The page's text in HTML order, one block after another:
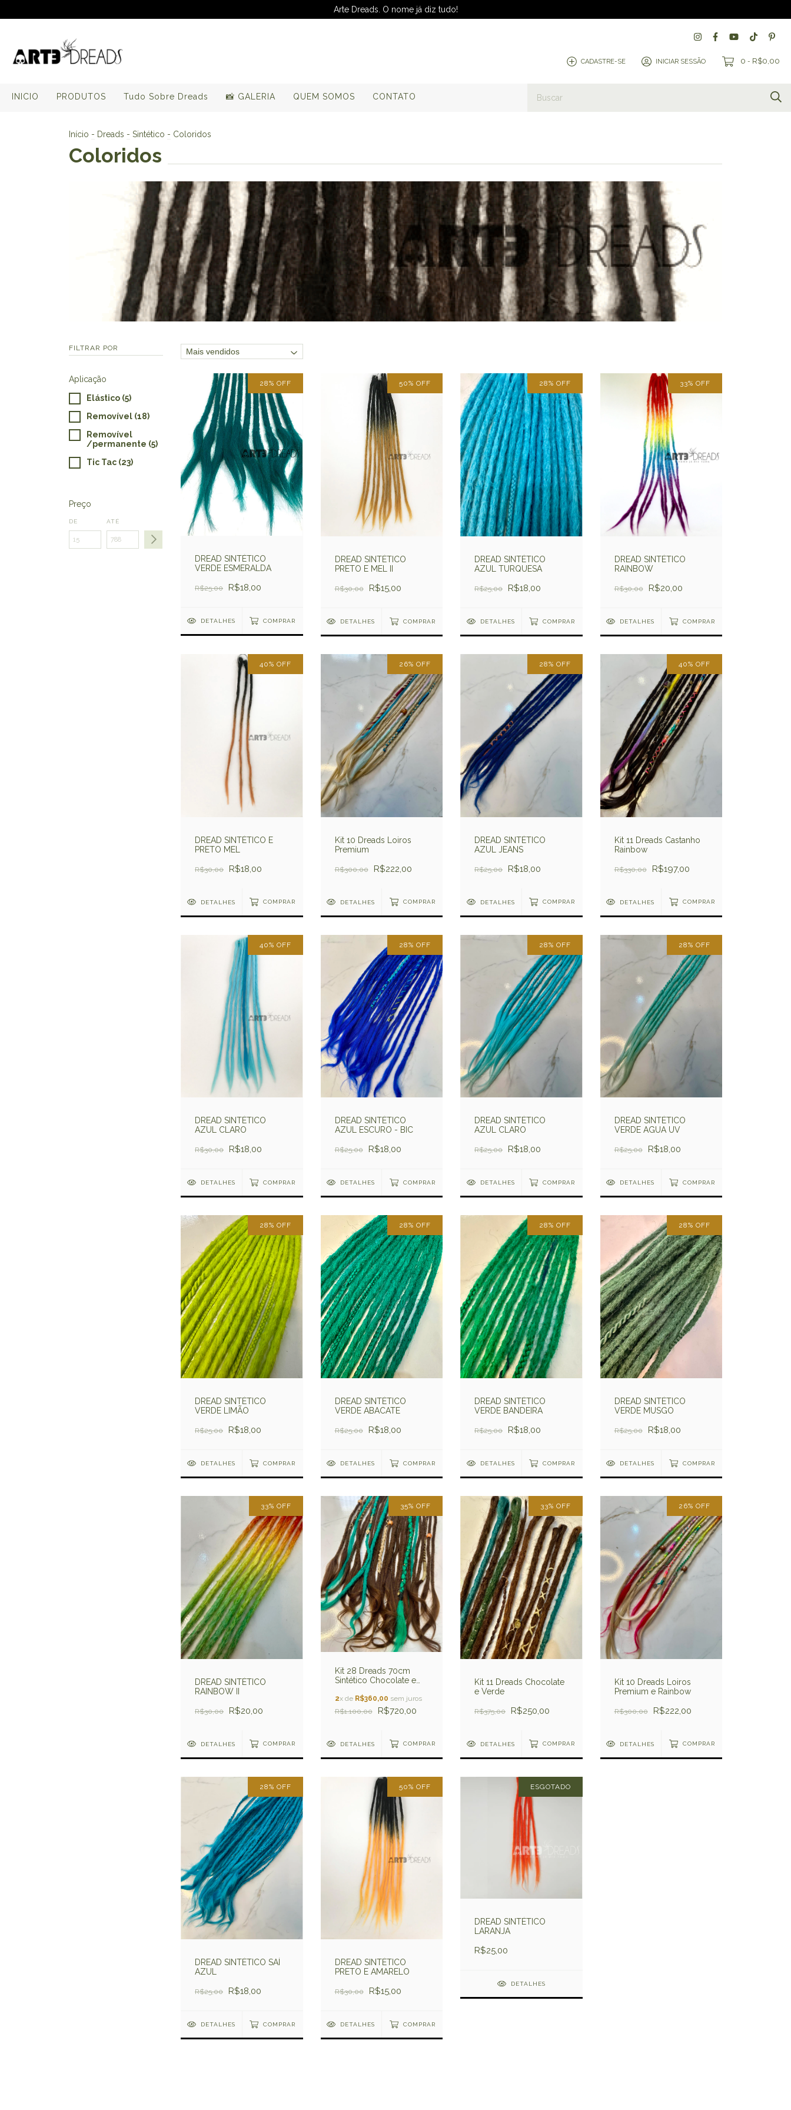
Arte Dreads. O nome já diz tudo!
CADASTRE-SE INICIAR SESSÃO 0 - R$0,00
INICIO PRODUTOS Tudo Sobre Dreads 📸 GALERIA QUEM SOMOS CONTATO
Início - Dreads - Sintético - Coloridos
Coloridos
FILTRAR POR
Aplicação
Elástico (5)
Removível (18)
Removível
/permanente (5)
Tic Tac (23)
Preço
DE ATÉ
28% OFF
DREAD SINTÉTICO
VERDE ESMERALDA
R$25,00 R$18,00
DETALHES COMPRAR
50% OFF
DREAD SINTÉTICO
PRETO E MEL II
R$30,00 R$15,00
DETALHES COMPRAR
28% OFF
DREAD SINTÉTICO
AZUL TURQUESA
R$25,00 R$18,00
DETALHES COMPRAR
33% OFF
DREAD SINTÉTICO
RAINBOW
R$30,00 R$20,00
DETALHES COMPRAR
40% OFF
DREAD SINTÉTICO E
PRETO MEL
R$30,00 R$18,00
DETALHES COMPRAR
26% OFF
Kit 10 Dreads Loiros
Premium
R$300,00 R$222,00
DETALHES COMPRAR
28% OFF
DREAD SINTÉTICO
AZUL JEANS
R$25,00 R$18,00
DETALHES COMPRAR
40% OFF
Kit 11 Dreads Castanho
Rainbow
R$330,00 R$197,00
DETALHES COMPRAR
40% OFF
DREAD SINTÉTICO
AZUL CLARO
R$30,00 R$18,00
DETALHES COMPRAR
28% OFF
DREAD SINTÉTICO
AZUL ESCURO - BIC
R$25,00 R$18,00
DETALHES COMPRAR
28% OFF
DREAD SINTÉTICO
AZUL CLARO
R$25,00 R$18,00
DETALHES COMPRAR
28% OFF
DREAD SINTÉTICO
VERDE AGUA UV
R$25,00 R$18,00
DETALHES COMPRAR
28% OFF
DREAD SINTÉTICO
VERDE LIMÃO
R$25,00 R$18,00
DETALHES COMPRAR
28% OFF
DREAD SINTÉTICO
VERDE ABACATE
R$25,00 R$18,00
DETALHES COMPRAR
28% OFF
DREAD SINTÉTICO
VERDE BANDEIRA
R$25,00 R$18,00
DETALHES COMPRAR
28% OFF
DREAD SINTÉTICO
VERDE MUSGO
R$25,00 R$18,00
DETALHES COMPRAR
33% OFF
DREAD SINTÉTICO
RAINBOW II
R$30,00 R$20,00
DETALHES COMPRAR
35% OFF
Kit 28 Dreads 70cm
Sintético Chocolate e
2x de R$360,00 sem juros
R$1.100,00
R$720,00
DETALHES COMPRAR
33% OFF
Kit 11 Dreads Chocolate
e Verde
R$375,00 R$250,00
DETALHES COMPRAR
26% OFF
Kit 10 Dreads Loiros
Premium e Rainbow
R$300,00 R$222,00
DETALHES COMPRAR
28% OFF
DREAD SINTÉTICO SAÍ
AZUL
R$25,00 R$18,00
DETALHES COMPRAR
50% OFF
DREAD SINTÉTICO
PRETO E AMARELO
R$30,00 R$15,00
DETALHES COMPRAR
ESGOTADO
DREAD SINTÉTICO
LARANJA
R$25,00
DETALHES